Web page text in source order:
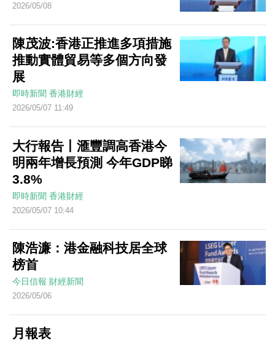
2026/05/08
陳茂波:香港正推進多項措施
推動實體貿易等多個方向發
展
即時新聞 香港財經
2026/05/07 11:49
大行報告丨滙豐調高香港今
明兩年增長預測 今年GDP睇
3.8%
即時新聞 香港財經
2026/05/07 10:44
陳浩濂：港金融科技居全球
榜首
今日信報 財經新聞
2026/05/06
月報表